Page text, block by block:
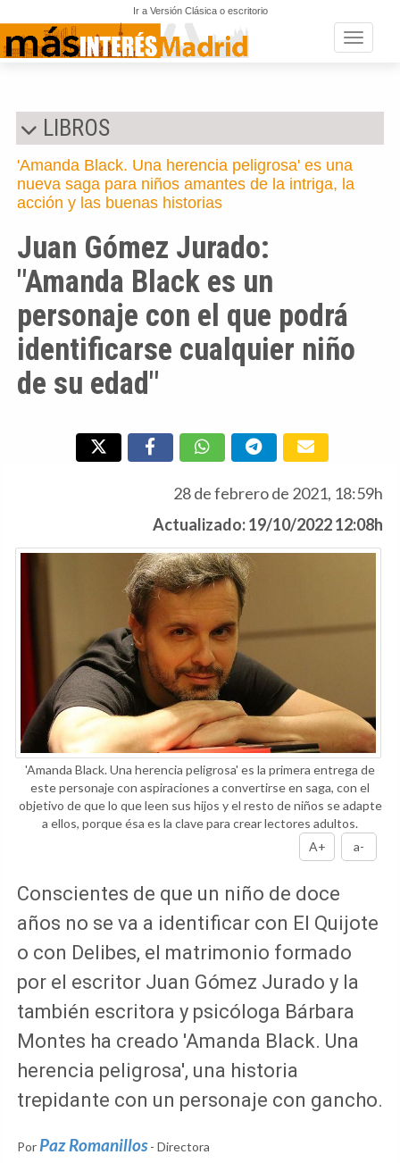
Ir a Versión Clásica o escritorio
Toggle
LIBROS
'Amanda Black. Una herencia peligrosa' es una
nueva saga para niños amantes de la intriga, la
acción y las buenas historias
Juan Gómez Jurado:
"Amanda Black es un
personaje con el que podrá
identificarse cualquier niño
de su edad"
28 de febrero de 2021, 18:59h
Actualizado: 19/10/2022 12:08h
'Amanda Black. Una herencia peligrosa' es la primera entrega de
este personaje con aspiraciones a convertirse en saga, con el
objetivo de que lo que leen sus hijos y el resto de niños se adapte
a ellos, porque ésa es la clave para crear lectores adultos.
A+
a-
Conscientes de que un niño de doce
años no se va a identificar con El Quijote
o con Delibes, el matrimonio formado
por el escritor Juan Gómez Jurado y la
también escritora y psicóloga Bárbara
Montes ha creado 'Amanda Black. Una
herencia peligrosa', una historia
trepidante con un personaje con gancho.
Por Paz Romanillos - Directora